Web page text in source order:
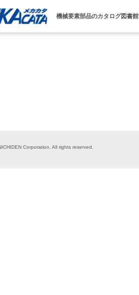
機械要素部品のカタログ図書館
Corporation. All rights reserved.